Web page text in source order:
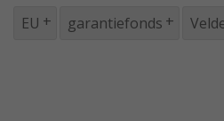
EU garantiefonds